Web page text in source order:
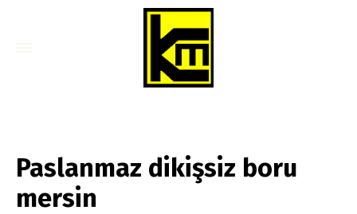
Paslanmaz dikişsiz boru
mersin